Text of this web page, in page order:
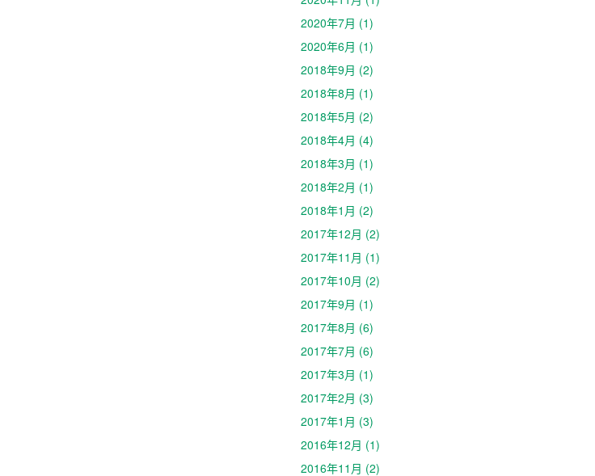
2020年7月 (1)
2020年6月 (1)
2018年9月 (2)
2018年8月 (1)
2018年5月 (2)
2018年4月 (4)
2018年3月 (1)
2018年2月 (1)
2018年1月 (2)
2017年12月 (2)
2017年11月 (1)
2017年10月 (2)
2017年9月 (1)
2017年8月 (6)
2017年7月 (6)
2017年3月 (1)
2017年2月 (3)
2017年1月 (3)
2016年12月 (1)
2016年11月 (2)